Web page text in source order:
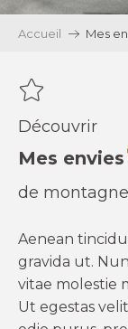
Accueil Mes
Découvrir
Mes envies
de montagne
Aenean
gravida ut.
vitae molestie
Ut egestas